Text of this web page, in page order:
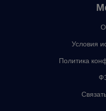
Условия
Политика